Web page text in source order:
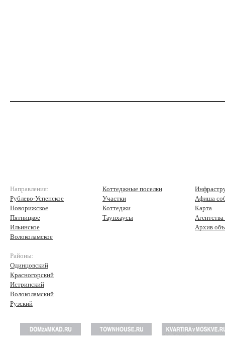
Направления:
Рублево-Успенское
Новорижское
Пятницкое
Ильинское
Волоколамское
Районы:
Одинцовский
Красногорский
Истринский
Волоколамский
Рузский
Коттеджные поселки
Участки
Коттеджи
Таунхаусы
Афиша
Карта
Архив